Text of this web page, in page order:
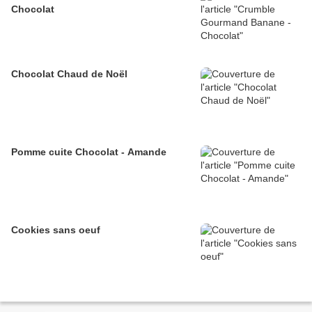
Chocolat
Chocolat Chaud de Noël
Pomme cuite Chocolat - Amande
Cookies sans oeuf